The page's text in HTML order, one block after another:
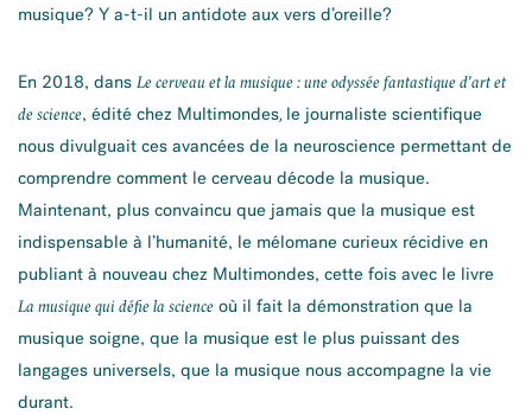
musique? Y a-t-il un antidote aux vers d’oreille?
En 2018, dans Le cerveau et la musique : une odyssée fantastique d’art et
de science, édité chez Multimondes, le journaliste scientifique
nous divulguait ces avancées de la neuroscience permettant de
comprendre comment le cerveau décode la musique.
Maintenant, plus convaincu que jamais que la musique est
indispensable à l’humanité, le mélomane curieux récidive en
publiant à nouveau chez Multimondes, cette fois avec le livre
La musique qui défie la science où il fait la démonstration que la
musique soigne, que la musique est le plus puissant des
langages universels, que la musique nous accompagne la vie
durant.